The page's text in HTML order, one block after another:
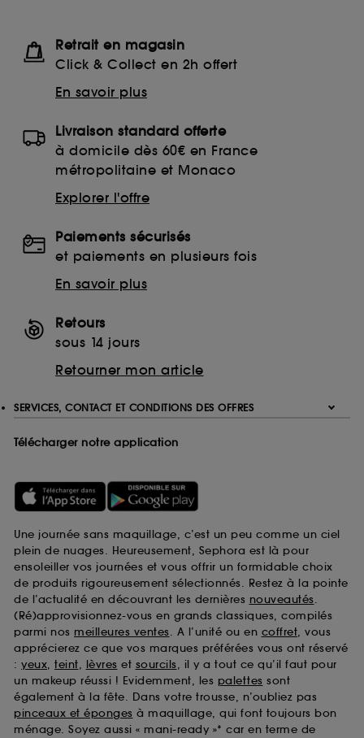
Retrait en magasin
Click & Collect en 2h offert
En savoir plus
Livraison standard offerte
à domicile dès 60€ en France
métropolitaine et Monaco
Explorer l'offre
Paiements sécurisés
et paiements en plusieurs fois
En savoir plus
Retours
sous 14 jours
Retourner mon article
SERVICES, CONTACT ET CONDITIONS DES OFFRES
Télécharger notre application
Une journée sans maquillage, c’est un peu comme un ciel
plein de nuages. Heureusement, Sephora est là pour
ensoleiller vos journées et vous offrir un formidable choix
de produits rigoureusement sélectionnés. Restez à la pointe
de l’actualité en découvrant les dernières nouveautés.
(Ré)approvisionnez-vous en grands classiques, compilés
parmi nos meilleures ventes. A l’unité ou en coffret, vous
apprécierez ce que vos marques préférées vous ont réservé
: yeux, teint, lèvres et sourcils, il y a tout ce qu’il faut pour
un makeup réussi ! Evidemment, les palettes sont
également à la fête. Dans votre trousse, n’oubliez pas
pinceaux et éponges à maquillage, qui font toujours bon
ménage. Soyez aussi « mani-ready »* car en terme de